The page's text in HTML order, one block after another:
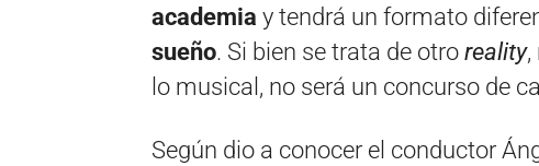
academia y tendrá un formato
sueño. Si bien se trata de otro reality,
lo musical, no será un concurso de
Según dio a conocer el conductor